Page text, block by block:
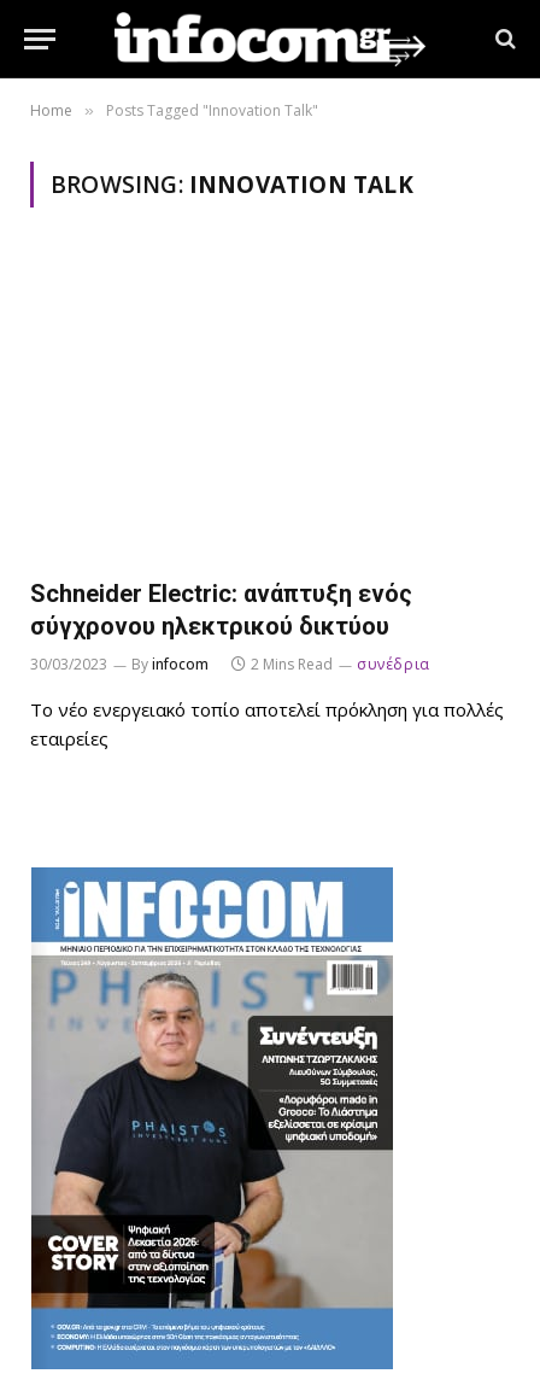
Home » Posts Tagged "Innovation Talk"
BROWSING: INNOVATION TALK
Schneider Electric: ανάπτυξη ενός
σύγχρονου ηλεκτρικού δικτύου
30/03/2023 Byinfocom 2 Mins Read συνέδρια
Το νέο ενεργειακό τοπίο αποτελεί πρόκληση για πολλές
εταιρείες